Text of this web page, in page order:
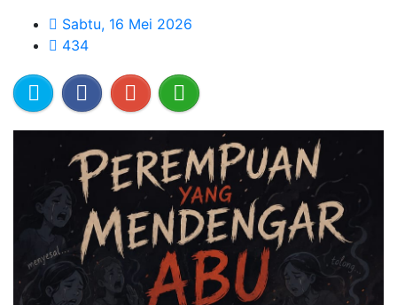
Sabtu, 16 Mei 2026
434